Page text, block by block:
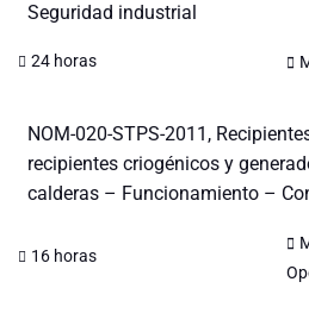
Seguridad industrial
24 horas
NOM-020-STPS-2011,
recipientes criogénicos y
calderas – Funcionamiento –
16 horas